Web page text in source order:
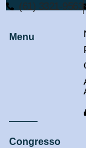
(61) 3321-9563
Menu
Congresso